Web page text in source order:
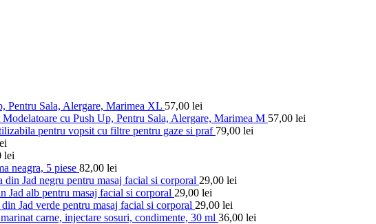
Pentru Sala, Alergare, Marimea XL 57,00 lei
cu Push Up, Pentru Sala, Alergare, Marimea M 57,00 lei
pentru vopsit cu filtre pentru gaze si praf 79,00 lei
lei
neagra, 5 piese 82,00 lei
din Jad negru pentru masaj facial si corporal 29,00 lei
Jad alb pentru masaj facial si corporal 29,00 lei
Jad verde pentru masaj facial si corporal 29,00 lei
carne, injectare sosuri, condimente, 30 ml 36,00 lei